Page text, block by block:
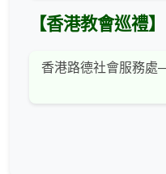
【香港教會巡禮】
香港路德社會服務